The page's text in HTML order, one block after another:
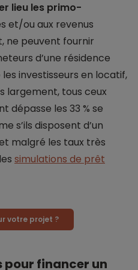
lieu les primo-
et/ou aux revenus
ne peuvent fournir
d’une résidence
investisseurs en locatif,
largement, tous ceux
dépasse les 33 % se
s’ils disposent d’un
malgré les taux très
simulations de prêt
votre projet ?
pour financer un